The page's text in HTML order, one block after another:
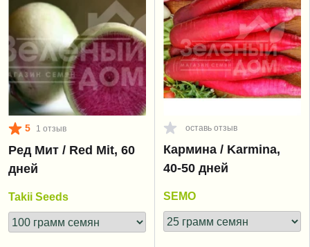
5 1 отзыв
Ред Мит / Red Mit, 60
дней
Takii Seeds
оставь отзыв
Кармина / Karmina,
40-50 дней
SEMO